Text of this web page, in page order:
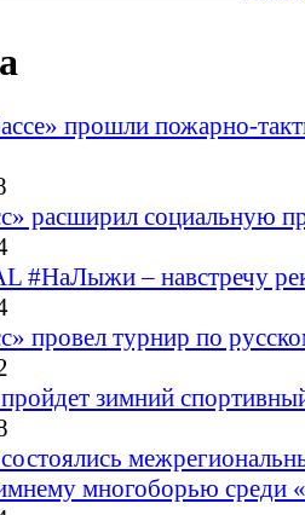
прошли пожарно-
расширил социальную
#НаЛыжи – навстречу
провел турнир по
зимний
многоборью среди